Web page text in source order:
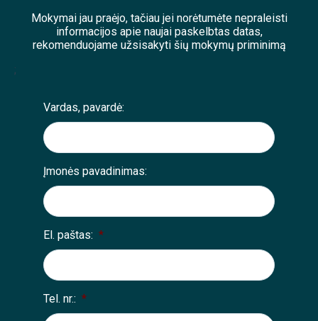
Mokymai jau praėjo, tačiau jei norėtumėte nepraleisti
informacijos apie naujai paskelbtas datas,
rekomenduojame užsisakyti šių mokymų priminimą
;
Vardas, pavardė:
Įmonės pavadinimas:
El. paštas: *
Tel. nr.: *